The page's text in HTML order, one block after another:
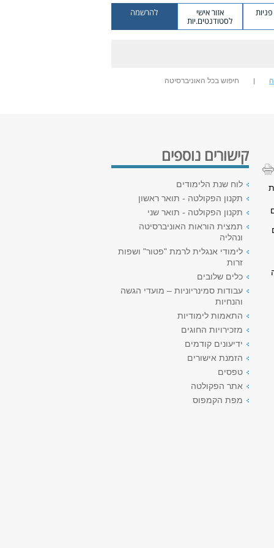
אזור אישי
לסטודנטים.יות
להרשמה
חיפוש בכל האוניברסיטה
קישורים נוספים
לוח שנת הלימודים
תקנון הפקולטה - תואר ראשון
תקנון הפקולטה - תואר שני
תמצית הוראות האוניברסיטה
ונהליה
לימודי אנגלית לרמת "פטור" ושפות
זרות
כלים שלובים
עבודות סמינריוניות – מועדי הגשה
והנחיות
התאמות לימודיות
מזכירויות החוגים
ידיעונים קודמים
הזמנת אישורים
טפסים
אתר הפקולטה
מפת הקמפוס